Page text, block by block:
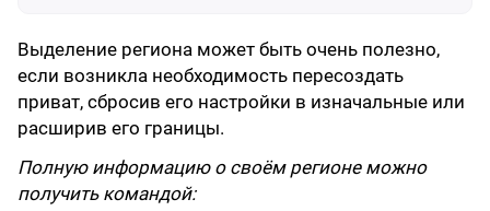
Выделение региона может быть очень полезно,
если возникла необходимость пересоздать
приват, сбросив его настройки в изначальные или
расширив его границы.
Полную информацию о своём регионе можно
получить командой: